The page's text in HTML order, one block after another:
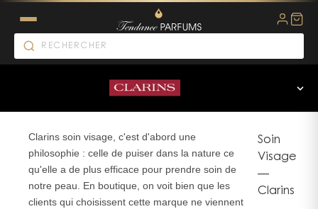
Clarins soin visage, c'est d'abord une
philosophie : celle de puiser dans la nature ce
qu'elle a de plus efficace pour prendre soin de
notre peau. En boutique, on voit bien que les
clients qui choisissent cette marque ne viennent
Soin
Visage
—
Clarins